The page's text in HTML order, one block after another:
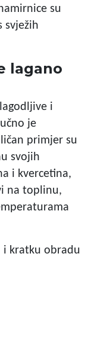
su
svježih
lagano
i
je
primjer su
svojih
i kvercetina,
na toplinu,
i kratku obradu